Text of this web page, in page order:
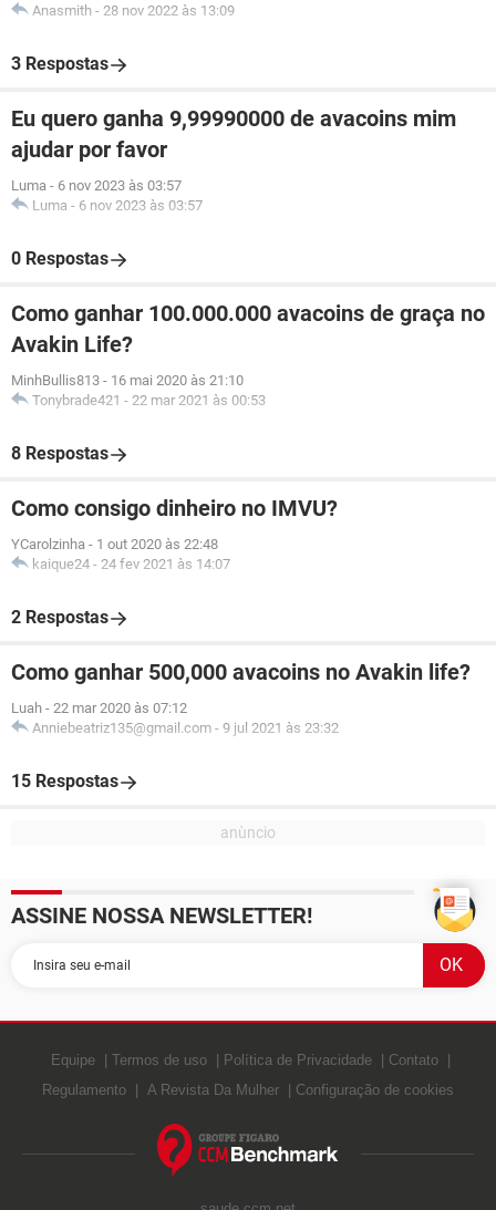
Anasmith - 28 nov 2022 às 13:09
3 Respostas
Eu quero ganha 9,99990000 de avacoins mim
ajudar por favor
Luma - 6 nov 2023 às 03:57
Luma - 6 nov 2023 às 03:57
0 Respostas
Como ganhar 100.000.000 avacoins de graça no
Avakin Life?
MinhBullis813 - 16 mai 2020 às 21:10
Tonybrade421 - 22 mar 2021 às 00:53
8 Respostas
Como consigo dinheiro no IMVU?
YCarolzinha - 1 out 2020 às 22:48
kaique24 - 24 fev 2021 às 14:07
2 Respostas
Como ganhar 500,000 avacoins no Avakin life?
Luah - 22 mar 2020 às 07:12
Anniebeatriz135@gmail.com - 9 jul 2021 às 23:32
15 Respostas
ASSINE NOSSA NEWSLETTER!
Equipe Termos de uso Política de Privacidade
Contato
Regulamento
A Revista Da Mulher Configuração de cookies